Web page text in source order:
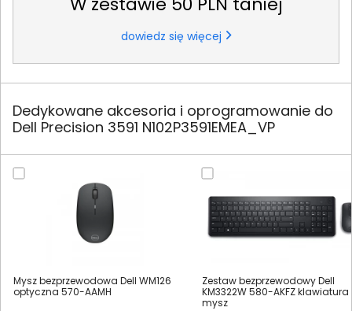
dowiedz się więcej
Dedykowane akcesoria i oprogramowanie do
Dell Precision 3591 N102P3591EMEA_VP
Mysz bezprzewodowa Dell WM126
optyczna 570-AAMH
Zestaw bezprzewodowy Dell
KM3322W 580-AKFZ klawiatura
mysz